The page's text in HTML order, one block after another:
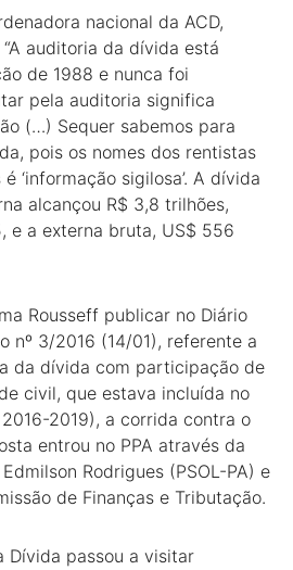
nacional da ACD,
auditoria da dívida está
de 1988 e nunca foi
pela auditoria significa
(…) Sequer sabemos para
pois os nomes dos rentistas
‘informação sigilosa’. A dívida
alcançou R$ 3,8 trilhões,
e a externa bruta, US$ 556
Rousseff publicar no Diário
nº 3/2016 (14/01), referente a
da dívida com participação de
civil, que estava incluída no
2019), a corrida contra o
entrou no PPA através da
Rodrigues (PSOL-PA) e
de Finanças e Tributação.
Dívida passou a visitar